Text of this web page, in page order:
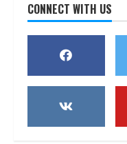
CONNECT WITH US